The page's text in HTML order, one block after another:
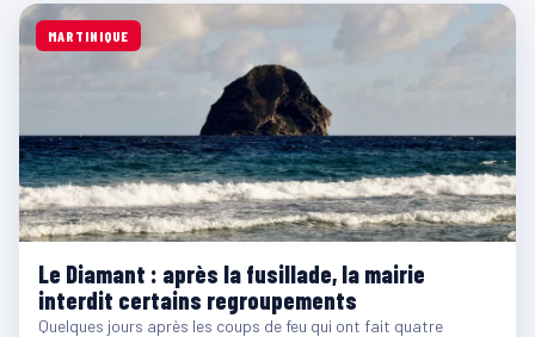
MARTINIQUE
Le Diamant : après la fusillade, la mairie
interdit certains regroupements
Quelques jours après les coups de feu qui ont fait quatre